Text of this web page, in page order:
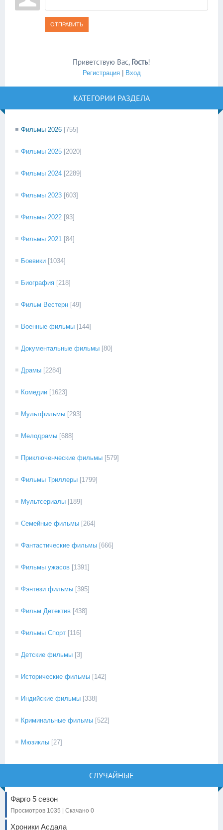
ОТПРАВИТЬ
Приветствую Вас, Гость!
Регистрация| Вход
КАТЕГОРИИ РАЗДЕЛА
Фильмы 2026 [755]
Фильмы 2025 [2020]
Фильмы 2024 [2289]
Фильмы 2023 [603]
Фильмы 2022 [93]
Фильмы 2021 [84]
Боевики [1034]
Биография [218]
Фильм Вестерн [49]
Военные фильмы [144]
Документальные фильмы [80]
Драмы [2284]
Комедии [1623]
Мультфильмы [293]
Мелодрамы [688]
Приключенческие фильмы [579]
Фильмы Триллеры [1799]
Мультсериалы [189]
Семейные фильмы [264]
Фантастические фильмы [666]
Фильмы ужасов [1391]
Фэнтези фильмы [395]
Фильм Детектив [438]
Фильмы Спорт [116]
Детские фильмы [3]
Исторические фильмы [142]
Индийские фильмы [338]
Криминальные фильмы [522]
Мюзиклы [27]
СЛУЧАЙНЫЕ
Фарго 5 сезон
Просмотров 1035 | Скачано 0
Хроники Асдала